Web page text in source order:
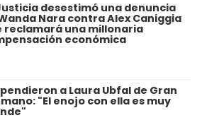
desestimó una denuncia
Nara contra Alex Caniggia
reclamará una millonaria
económica
a Laura Ubfal de Gran
"El enojo con ella es muy